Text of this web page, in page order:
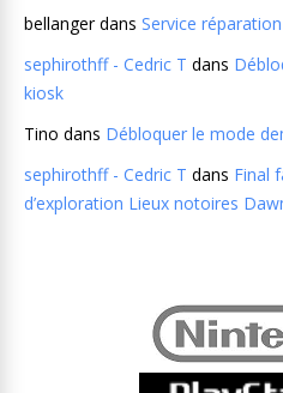
bellangerdans Service réparation
sephirothff - Cedric T dans
kiosk
Tino dans Débloquer le mode
sephirothff - Cedric T dans Final
d’exploration Lieux notoires